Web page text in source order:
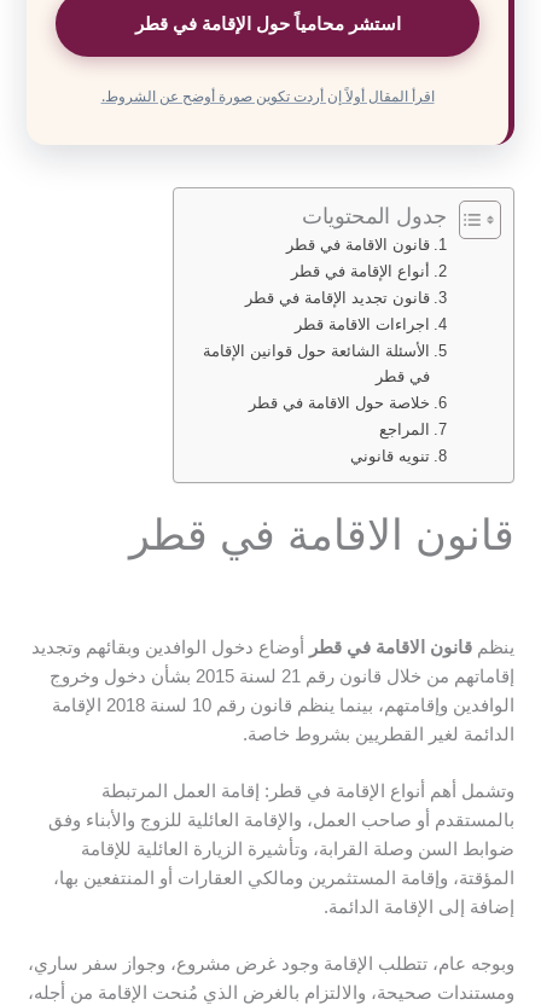
استشر محامياً حول الإقامة في قطر
اقرأ المقال أولاً إن أردت تكوين صورة أوضح عن الشروط.
جدول المحتويات
قانون الاقامة في قطر
أنواع الإقامة في قطر
قانون تجديد الإقامة في قطر
اجراءات الاقامة قطر
الأسئلة الشائعة حول قوانين الإقامة
في قطر
خلاصة حول الاقامة في قطر
المراجع
تنويه قانوني
قانون الاقامة في قطر
ينظمقانون الاقامة في قطر
أوضاع دخول الوافدين وبقائهم وتجديد
إقاماتهم من خلال قانون رقم 21 لسنة 2015 بشأن دخول وخروج
الوافدين وإقامتهم، بينما ينظم قانون رقم 10 لسنة 2018 الإقامة
الدائمة لغير القطريين بشروط خاصة.
وتشمل أهم أنواع الإقامة في قطر: إقامة العمل المرتبطة
بالمستقدم أو صاحب العمل، والإقامة العائلية للزوج والأبناء وفق
ضوابط السن وصلة القرابة، وتأشيرة الزيارة العائلية للإقامة
المؤقتة، وإقامة المستثمرين ومالكي العقارات أو المنتفعين بها،
إضافة إلى الإقامة الدائمة.
وبوجه عام، تتطلب الإقامة وجود غرض مشروع، وجواز سفر ساري،
ومستندات صحيحة، والالتزام بالغرض الذي مُنحت الإقامة من أجله،